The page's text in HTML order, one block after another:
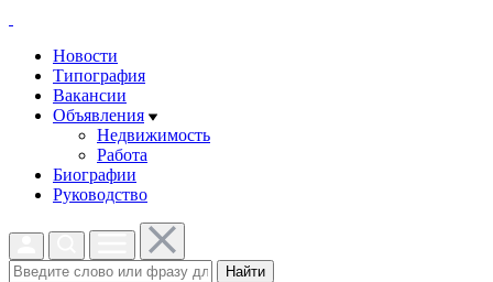
Новости
Типография
Вакансии
Объявления
Недвижимость
Работа
Биографии
Руководство
Найти